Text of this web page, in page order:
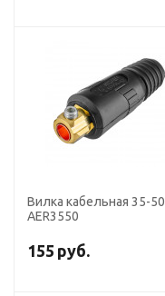
Вилка кабельная 35-50
AER3550
155 руб.